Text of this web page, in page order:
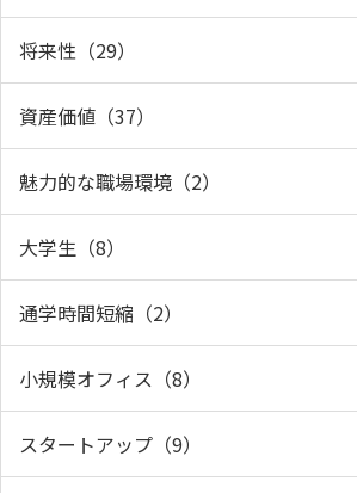
将来性（29）
資産価値（37）
魅力的な職場環境（2）
大学生（8）
通学時間短縮（2）
小規模オフィス（8）
スタートアップ（9）